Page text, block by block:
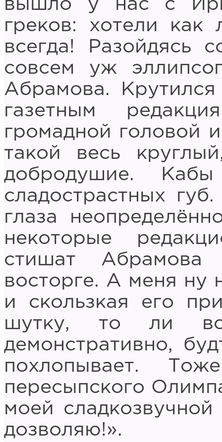
вышло у нас с
греков: хотели как
всегда! Разойдясь
совсем уж
Абрамова.
газетным
громадной головой
такой весь
добродушие.
сладострастных
глаза
некоторые
стишат
восторге. А меня ну
и скользкая его
шутку, то ли
демонстративно,
похлопывает.
пересыпского
моей
дозволяю!».